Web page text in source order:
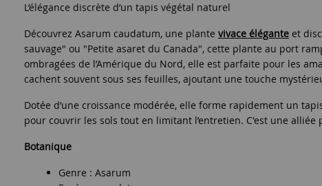
L’élégance discrète d’un tapis végétal naturel
Découvrez Asarum caudatum, une plante vivace élégante et
sauvage" ou "Petite asaret du Canada", cette plante au port
ombragées de l’Amérique du Nord, elle est parfaite pour les
cachent souvent sous ses feuilles, ajoutant une touche
Dotée d’une croissance modérée, elle forme rapidement un
pour couvrir les sols tout en limitant l’entretien. C'est une
Botanique
Genre : Asarum